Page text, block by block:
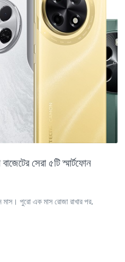
সেরা ৫টি স্মার্টফোন
পুরো এক মাস রোজা রাখার পর,